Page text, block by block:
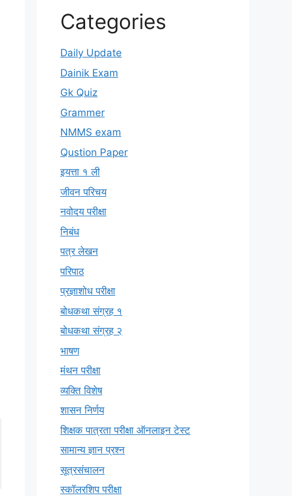
Categories
Daily Update
Dainik Exam
Gk Quiz
Grammer
NMMS exam
Qustion Paper
इयत्ता १ ली
जीवन परिचय
नवोदय परीक्षा
निबंध
पत्र लेखन
परिपाठ
प्रज्ञाशोध परीक्षा
बोधकथा संग्रह १
बोधकथा संग्रह २
भाषण
मंथन परीक्षा
व्यक्ति विशेष
शासन निर्णय
शिक्षक पात्रता परीक्षा ऑनलाइन टेस्ट
सामान्य ज्ञान प्रश्न
सूत्रसंचालन
स्कॉलरशिप परीक्षा